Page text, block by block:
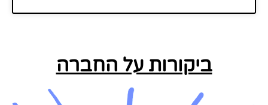
ביקורות על החברה